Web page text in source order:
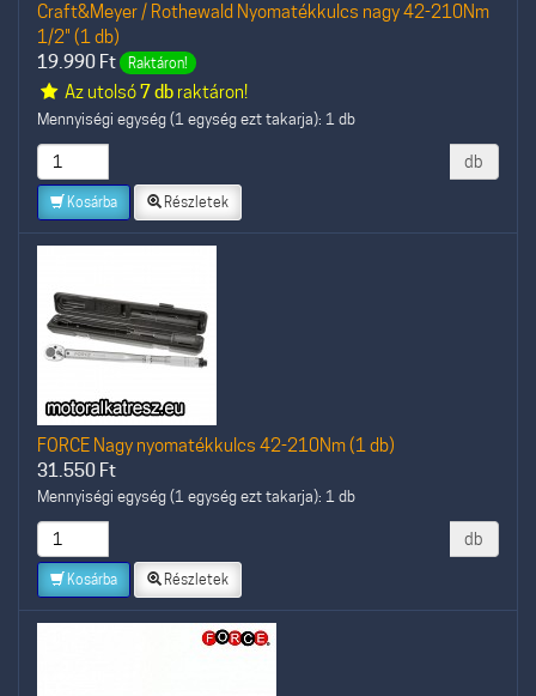
Craft&Meyer / Rothewald Nyomatékkulcs nagy 42-210Nm
1/2" (1 db)
19.990 Ft Raktáron!
Az utolsó7 dbraktáron!
Mennyiségi egység (1 egység ezt takarja): 1 db
db
Kosárba Részletek
FORCE Nagy nyomatékkulcs 42-210Nm (1 db)
31.550 Ft
Mennyiségi egység (1 egység ezt takarja): 1 db
db
Kosárba Részletek